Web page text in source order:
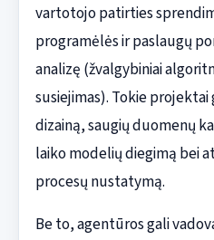
vartotojo patirties
programėlės ir paslaugų
analizę (žvalgybiniai
susiejimas). Tokie
dizainą, saugių duomenų
laiko modelių diegimą bei
procesų nustatymą.
Be to, agentūros gali